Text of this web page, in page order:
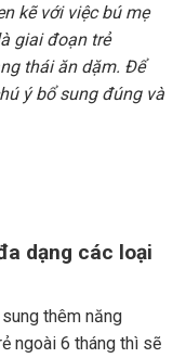
kẽ với việc bú mẹ
giai đoạn trẻ
thái ăn dặm. Để
ý bổ sung đúng và
dạng các loại
thêm năng
ngoài 6 tháng thì sẽ